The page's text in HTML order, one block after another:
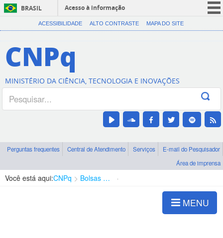
BRASIL
Acesso à informação
CORONAVÍRUS (COVID-19)
Canais
ACESSIBILIDADE ALTO CONTRASTE MAPA DO SITE
CNPq
MINISTÉRIO DA CIÊNCIA, TECNOLOGIA E INOVAÇÕES
Perguntas frequentes Central de Atendimento Serviços
E-mail do Pesquisador
Área de imprensa
Você está aqui:CNPq Bolsas e Auxílios Vigentes
MENU